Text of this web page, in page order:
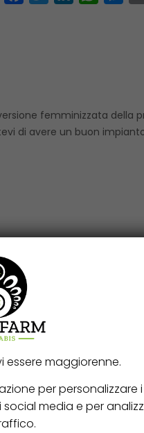
femminizzata della
di avere un buon
essere maggiorenne.
per personalizzare i
media e per